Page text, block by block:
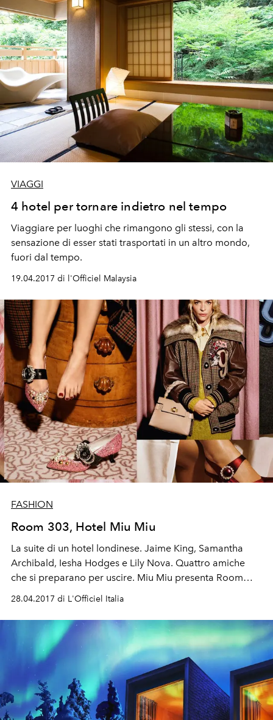
VIAGGI
4 hotel per tornare indietro nel tempo
Viaggiare per luoghi che rimangono gli stessi, con la
sensazione di esser stati trasportati in un altro mondo,
fuori dal tempo.
19.04.2017 di l'Officiel Malaysia
FASHION
Room 303, Hotel Miu Miu
La suite di un hotel londinese. Jaime King, Samantha
Archibald, Iesha Hodges e Lily Nova. Quattro amiche
che si preparano per uscire. Miu Miu presenta Room
28.04.2017 di L'Officiel Italia